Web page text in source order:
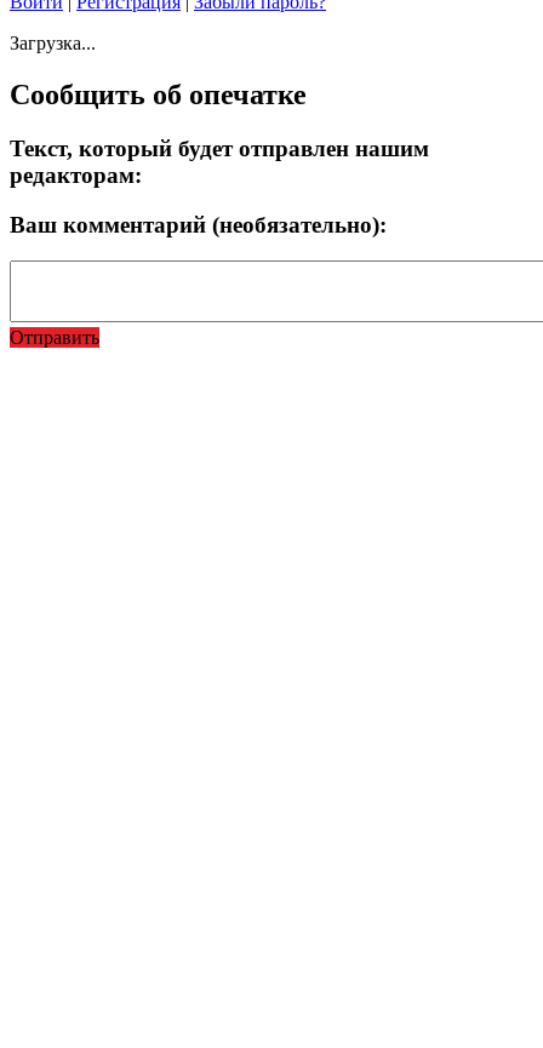
Загрузка...
Сообщить об опечатке
Текст, который будет отправлен нашим
редакторам:
Ваш комментарий (необязательно):
Отправить